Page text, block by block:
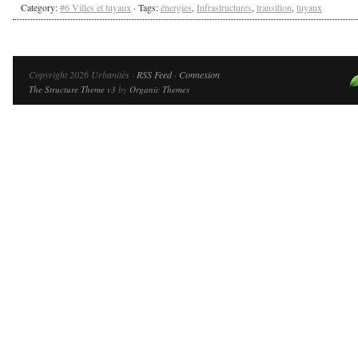
Category:#6 Villes et tuyaux · Tags:énergies,Infrastructures,transition,tuyaux
Copyright 2026 Urbanités · RSS Feed· Connexion
The Structure Theme v3 by Organic Themes